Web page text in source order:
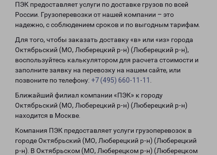
ПЭК предоставляет услуги по доставке грузов по всей
России. Грузоперевозки от нашей компании – это
надежно, с соблюдением сроков и по выгодным тарифам.
Для того, чтобы заказать доставку «в» или «из» города
Октябрьский (МО, Люберецкий р-н) (Люберецкий р-н),
воспользуйтесь калькулятором для расчета стоимости и
заполните заявку на перевозку на нашем сайте, или
позвоните по телефону: +7 (495) 660-11-11
Ближайший филиал компании «ПЭК» к городу
Октябрьский (МО, Люберецкий р-н) (Люберецкий р-н)
находится в Москве.
Компания ПЭК предоставляет услуги грузоперевозок в
городе Октябрьский (МО, Люберецкий р-н) (Люберецкий
р-н). В Октябрьском (МО, Люберецком р-н) (Люберецком